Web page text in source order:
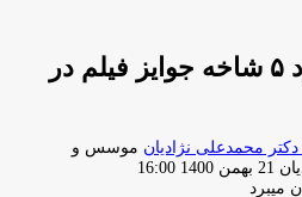
قهرمان فرهادی نامزد ۵ شاخه جوایز فیلم در
موسس و
ارسال
ایمیل
21 بهمن 1400 16:00